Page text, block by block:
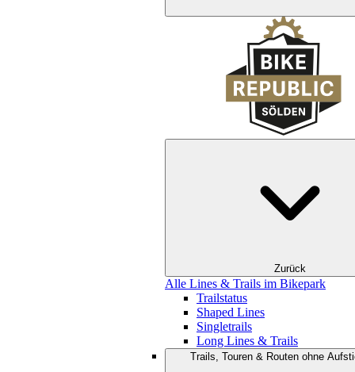
Zurück
Alle Lines & Trails im Bikepark
Trailstatus
Shaped Lines
Singletrails
Long Lines & Trails
Trails, Touren & Routen ohne